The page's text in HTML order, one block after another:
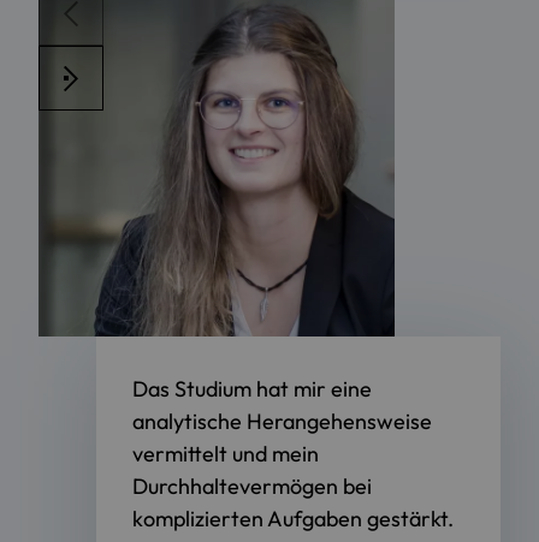
Das Studium hat mir eine
analytische Herangehensweise
vermittelt und mein
Durchhaltevermögen bei
komplizierten Aufgaben gestärkt.